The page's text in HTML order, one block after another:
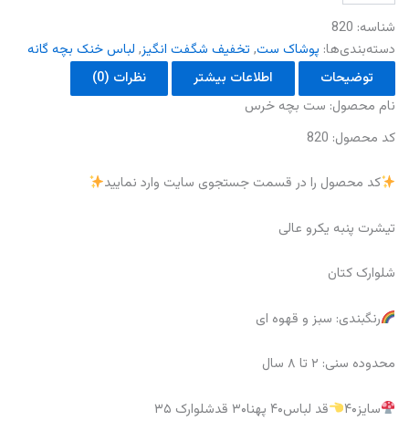
عدد
شناسه: 820
دسته‌بندی‌ها: پوشاک ست, تخفیف شگفت انگیز, لباس خنک بچه گانه
توضیحات
اطلاعات بیشتر
نظرات (0)
نام محصول: ست بچه خرس
کد محصول: 820
کد محصول را در قسمت جستجوی سایت وارد نمایید
تیشرت پنبه یکرو عالی
شلوارک کتان
رنگبندی: سبز و قهوه ای
محدوده سنی: ۲ تا ۸ سال
سایز۴۰ قد لباس۴۰ پهنا۳۰ قدشلوارک ۳۵